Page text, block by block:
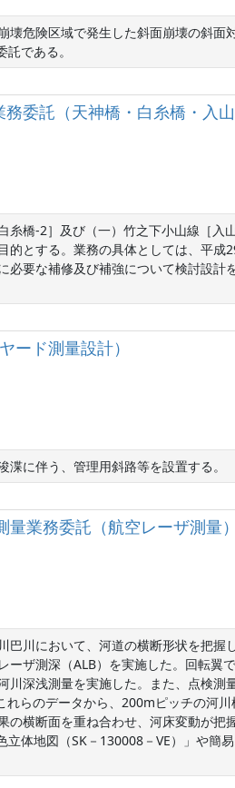
危険区域で発生した斜面崩壊の斜面
である。
委託（天神橋・白糸橋・入山
糸橋-2］及び（一）竹之下小山線［入
的とする。業務の具体としては、平成
要な補修及び補強について検討設計
ド測量設計）
に伴う、管理用斜路等を設置する。
業務委託（航空レーザ測量）
巴川において、河道の横断形状を把握
ーザ測深（ALB）を実施した。回転翼
川深浅測量を実施した。また、点検測
らのデータから、200mピッチの河
横断面を重ね合わせ、河床変動が把
体地図（SK－130008－VE）」や簡